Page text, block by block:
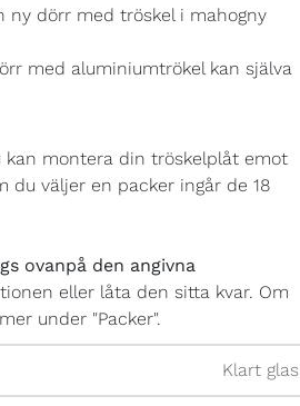
ny dörr med tröskel i mahogny
med aluminiumtrökel kan själva
kan montera din tröskelplåt emot
du väljer en packer ingår de 18
ovanpå den angivna
eller låta den sitta kvar. Om
under "Packer".
Klart glas